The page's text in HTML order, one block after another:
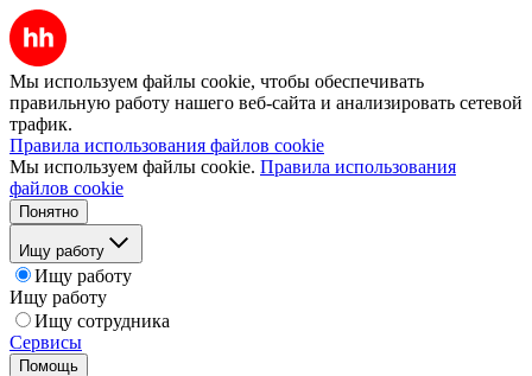
Мы используем файлы cookie, чтобы обеспечивать
правильную работу нашего веб-сайта и анализировать сетевой
трафик.
Правила использования файлов cookie
Мы используем файлы cookie. Правила использования
файлов cookie
Понятно
Ищу работу
Ищу работу
Ищу работу
Ищу сотрудника
Сервисы
Помощь